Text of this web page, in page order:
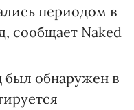
периодом в
сообщает Naked
был обнаружен в